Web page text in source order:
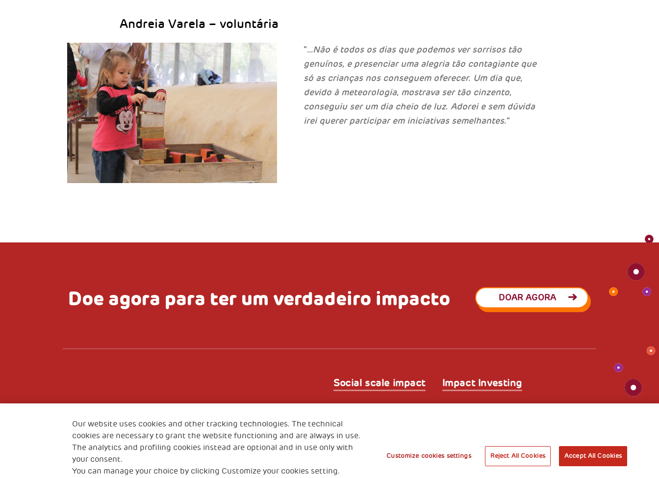
Andreia Varela – voluntária
“…Não é todos os dias que podemos ver sorrisos tão
genuínos, e presenciar uma alegria tão contagiante que
só as crianças nos conseguem oferecer. Um dia que,
devido à meteorologia, mostrava ser tão cinzento,
conseguiu ser um dia cheio de luz. Adorei e sem dúvida
irei querer participar em iniciativas semelhantes.”
Doe agora para ter um verdadeiro impacto DOAR AGORA
Social scale impact Impact Investing
Fondazione Generali
The Human Safety Net Ente Filantropico
2, Piazza Duca degli Abruzzi 34132
Trieste Italy
Privacy & GDPR
Our website uses cookies and other tracking technologies. The technical
cookies are necessary to grant the website functioning and are always in use.
The analytics and profiling cookies instead are optional and in use only with
your consent.
You can manage your choice by clicking Customize your cookies setting.
Customize cookies settings Reject All Cookies Accept All Cookies